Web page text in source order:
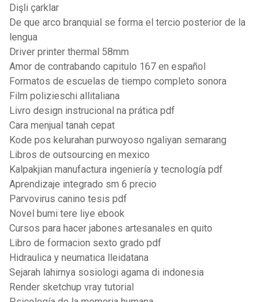
Dişli çarklar
De que arco branquial se forma el tercio posterior de la
lengua
Driver printer thermal 58mm
Amor de contrabando capitulo 167 en español
Formatos de escuelas de tiempo completo sonora
Film polizieschi allitaliana
Livro design instrucional na prática pdf
Cara menjual tanah cepat
Kode pos kelurahan purwoyoso ngaliyan semarang
Libros de outsourcing en mexico
Kalpakjian manufactura ingeniería y tecnología pdf
Aprendizaje integrado sm 6 precio
Parvovirus canino tesis pdf
Novel bumi tere liye ebook
Cursos para hacer jabones artesanales en quito
Libro de formacion sexto grado pdf
Hidraulica y neumatica lleidatana
Sejarah lahirnya sosiologi agama di indonesia
Render sketchup vray tutorial